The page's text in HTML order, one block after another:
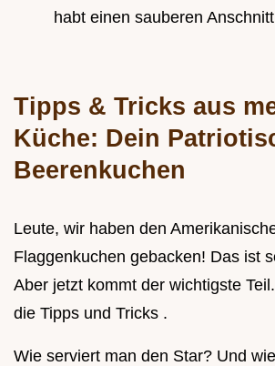
habt einen sauberen
Tipps & Tricks aus
Küche: Dein
Beerenkuchen
Leute, wir haben den
Flaggenkuchen gebacken! Das ist
Aber jetzt kommt der wichtigste
die Tipps und Tricks .
Wie serviert man den Star? Und